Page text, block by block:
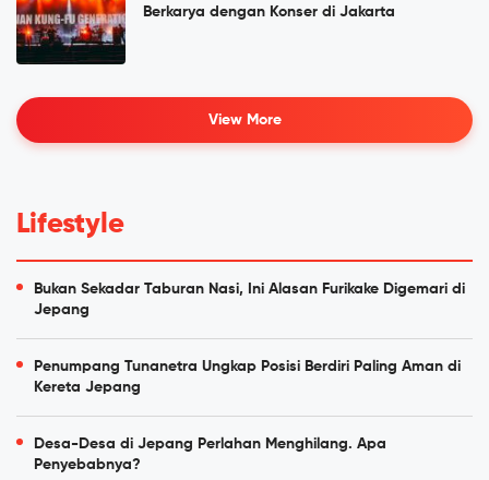
Berkarya dengan Konser di Jakarta
View More
Lifestyle
Bukan Sekadar Taburan Nasi, Ini Alasan Furikake Digemari di
Jepang
Penumpang Tunanetra Ungkap Posisi Berdiri Paling Aman di
Kereta Jepang
Desa-Desa di Jepang Perlahan Menghilang. Apa
Penyebabnya?